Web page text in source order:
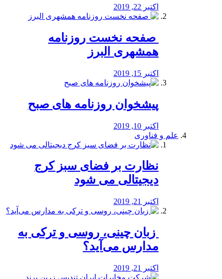
اکتبر 22, 2019
️ صفحه نخست روزنامه‌
همشهری البرز
اکتبر 15, 2019
پیشخوان روزنامه های صبح
اکتبر 10, 2019
علم و فناوری
نظارت بر فضای سبز کرج
دیجیتالی می شود
اکتبر 21, 2019
️ زبان چینی، روسی و ترکی به
مدارس می‌آید؟
اکتبر 21, 2019